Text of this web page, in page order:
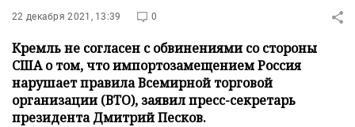
22 декабря 2021, 13:39 0
Кремль не согласен с обвинениями со стороны
США о том, что импортозамещением Россия
нарушает правила Всемирной торговой
организации (ВТО), заявил пресс-секретарь
президента Дмитрий Песков.